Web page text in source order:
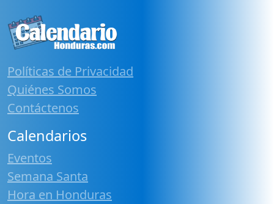
Políticas de Privacidad
Quiénes Somos
Contáctenos
Calendarios
Eventos
Semana Santa
Hora en Honduras